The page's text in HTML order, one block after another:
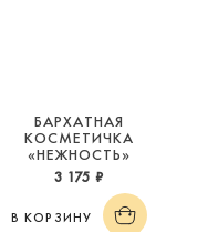
БАРХАТНАЯ
КОСМЕТИЧКА
«НЕЖНОСТЬ»
3 175 ₽
В КОРЗИНУ